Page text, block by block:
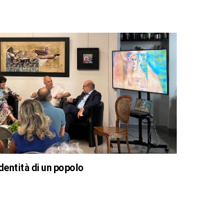
di un popolo